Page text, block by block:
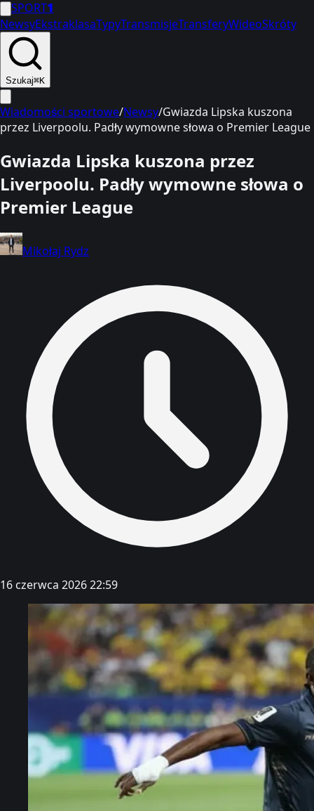
SPORT1
NewsyEkstraklasaTypyTransmisjeTransferyWideoSkróty
Szukaj⌘K
Wiadomości sportowe/Newsy/Gwiazda Lipska kuszona
przez Liverpoolu. Padły wymowne słowa o Premier League
Gwiazda Lipska kuszona przez
Liverpoolu. Padły wymowne słowa o
Premier League
Mikołaj Rydz
16 czerwca 2026 22:59